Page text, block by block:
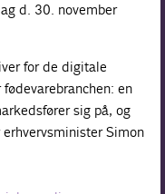
d. 30. november
for de digitale
en
sig på, og
Simon